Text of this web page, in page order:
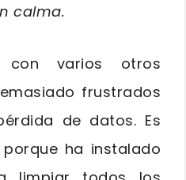
calma.
varios otros
frustrados
de datos. Es
ha instalado